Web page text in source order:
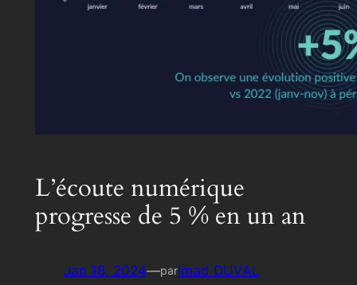
L’écoute numérique
progresse de 5 % en un an
Jan 18, 2024—parImad DUVAL